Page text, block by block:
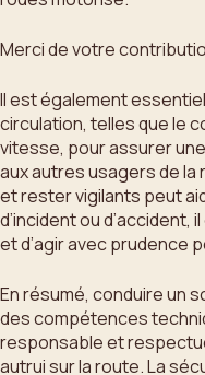
Merci de votre
Il est également
circulation, telles que le
vitesse, pour assurer
aux autres usagers de
et rester vigilants peut
d’incident ou
et d’agir avec prudence
En résumé, conduire un
des compétences
responsable et
autrui sur la route. La